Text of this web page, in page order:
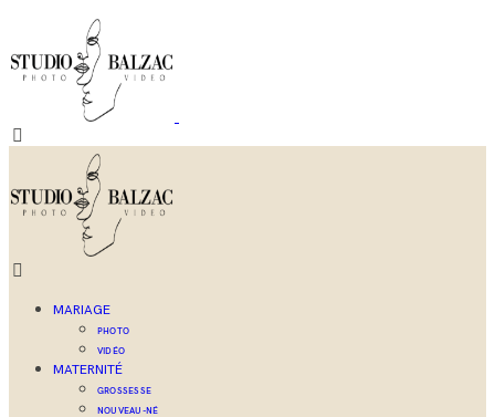
MARIAGE
PHOTO
VIDÉO
MATERNITÉ
GROSSESSE
NOUVEAU-NÉ